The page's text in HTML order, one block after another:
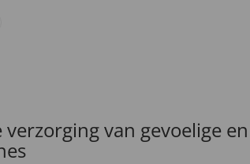
van gevoelige